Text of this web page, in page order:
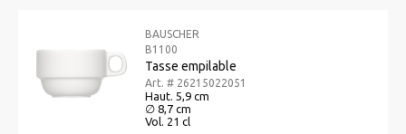
BAUSCHER
B1100
Tasse empilable
Art. # 26215022051
Haut. 5,9 cm
∅ 8,7 cm
Vol. 21 cl